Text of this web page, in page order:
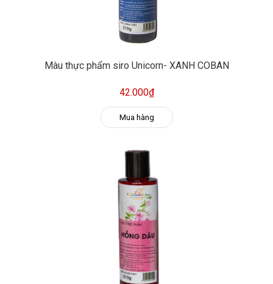
Màu thực phẩm siro Unicorn- XANH COBAN
42.000₫
Mua hàng